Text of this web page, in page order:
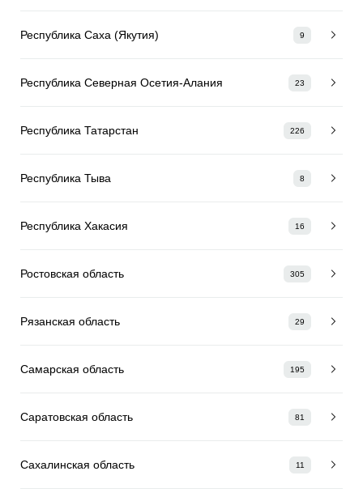
Республика Саха (Якутия) 9
Республика Северная Осетия-Алания 23
Республика Татарстан 226
Республика Тыва 8
Республика Хакасия 16
Ростовская область 305
Рязанская область 29
Самарская область 195
Саратовская область 81
Сахалинская область 11